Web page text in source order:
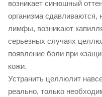
возникает синюшный
организма сдавливаются,
лимфы, возникают
серьезных случаях
появление боли при
кожи.
Устранить целлюлит
реально, только